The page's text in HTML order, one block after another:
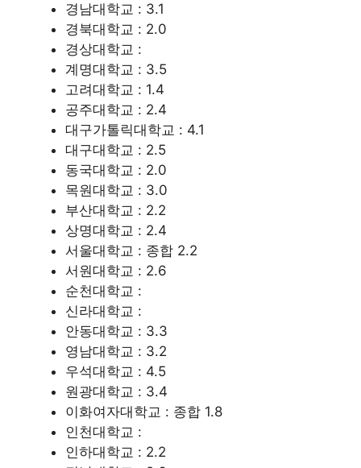
경남대학교 : 3.1
경북대학교 : 2.0
경상대학교 :
계명대학교 : 3.5
고려대학교 : 1.4
공주대학교 : 2.4
대구가톨릭대학교 : 4.1
대구대학교 : 2.5
동국대학교 : 2.0
목원대학교 : 3.0
부산대학교 : 2.2
상명대학교 : 2.4
서울대학교 : 종합 2.2
서원대학교 : 2.6
순천대학교 :
신라대학교 :
안동대학교 : 3.3
영남대학교 : 3.2
우석대학교 : 4.5
원광대학교 : 3.4
이화여자대학교 : 종합 1.8
인천대학교 :
인하대학교 : 2.2